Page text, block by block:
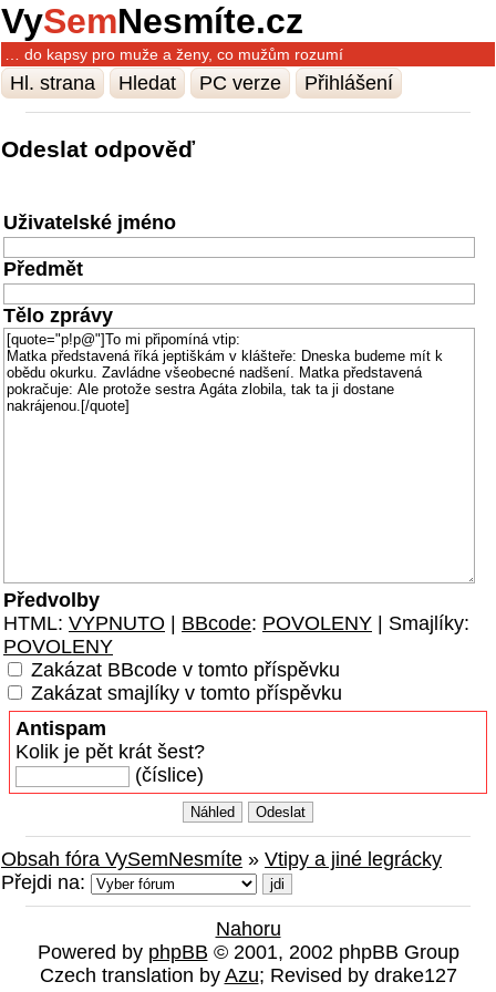
VySemNesmíte.cz
… do kapsy pro muže a ženy, co mužům rozumí
Hl. strana Hledat PC verze Přihlášení
Odeslat odpověď
Uživatelské jméno
Předmět
Tělo zprávy
Předvolby
HTML: VYPNUTO BBcode: POVOLENY | Smajlíky:
POVOLENY
Zakázat BBcode v tomto příspěvku
Zakázat smajlíky v tomto příspěvku
Antispam
Kolik je pět krát šest?
(číslice)
Obsah fóra VySemNesmíte » Vtipy a jiné legrácky
Přejdi na:
Nahoru
Powered by phpBB © 2001, 2002 phpBB Group
Czech translation by Azu; Revised by drake127